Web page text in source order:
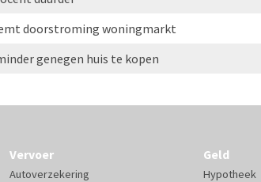
doorstroming woningmarkt
genegen huis te kopen
Vervoer
Autoverzekering
Geld
Hypotheek